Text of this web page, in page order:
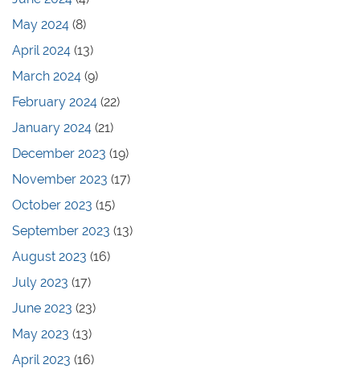
May 2024 (8)
April 2024 (13)
March 2024 (9)
February 2024 (22)
January 2024 (21)
December 2023 (19)
November 2023 (17)
October 2023 (15)
September 2023 (13)
August 2023 (16)
July 2023 (17)
June 2023 (23)
May 2023 (13)
April 2023 (16)